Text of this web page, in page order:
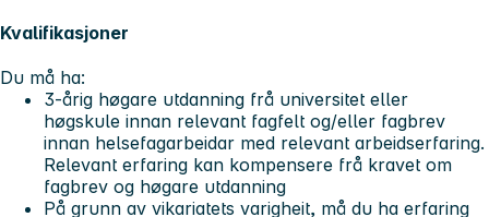
Kvalifikasjoner
Du må ha:
3-årig høgare utdanning frå universitet eller
høgskule innan relevant fagfelt og/eller fagbrev
innan helsefagarbeidar med relevant arbeidserfaring.
Relevant erfaring kan kompensere frå kravet om
fagbrev og høgare utdanning
På grunn av vikariatets varigheit, må du ha erfaring